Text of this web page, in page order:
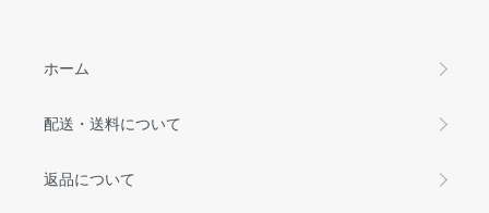
ホーム
配送・送料について
返品について